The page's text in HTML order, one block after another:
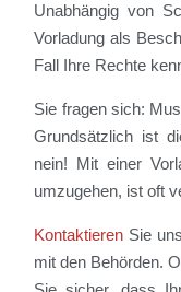
Unabhängig von
Vorladung als
Fall Ihre Rechte
Sie fragen sich:
Grundsätzlich ist
nein! Mit einer
umzugehen, ist oft
Kontaktieren Sie
mit den Behörden.